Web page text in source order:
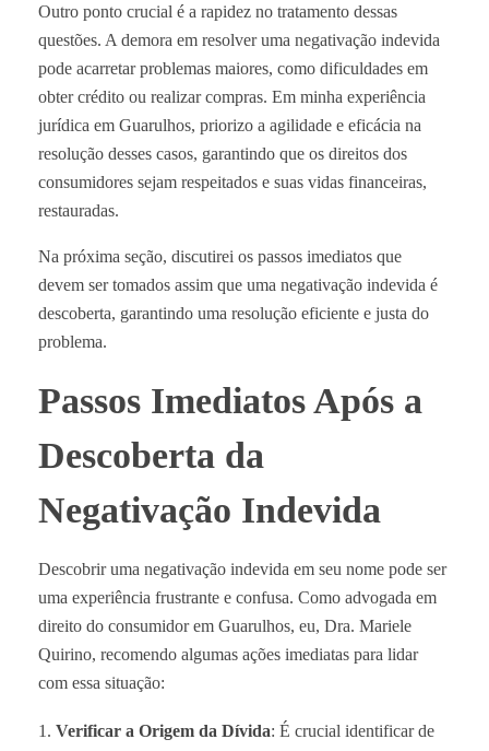
Outro ponto crucial é a rapidez no tratamento dessas
questões. A demora em resolver uma negativação indevida
pode acarretar problemas maiores, como dificuldades em
obter crédito ou realizar compras. Em minha experiência
jurídica em Guarulhos, priorizo a agilidade e eficácia na
resolução desses casos, garantindo que os direitos dos
consumidores sejam respeitados e suas vidas financeiras,
restauradas.
Na próxima seção, discutirei os passos imediatos que
devem ser tomados assim que uma negativação indevida é
descoberta, garantindo uma resolução eficiente e justa do
problema.
Passos Imediatos Após a
Descoberta da
Negativação Indevida
Descobrir uma negativação indevida em seu nome pode ser
uma experiência frustrante e confusa. Como advogada em
direito do consumidor em Guarulhos, eu, Dra. Mariele
Quirino, recomendo algumas ações imediatas para lidar
com essa situação:
Verificar a Origem da Dívida: É crucial identificar de